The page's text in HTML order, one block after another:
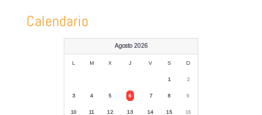
Calendario
Agosto 2026
L M X J V S D
1 2
3 4 5 6 7 8 9
10 11 12 13 14 15 16